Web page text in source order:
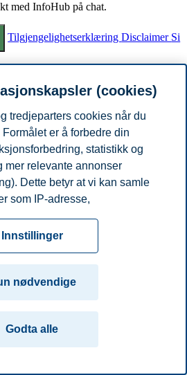
med InfoHub på chat.
TilgjengelighetserklæringDisclaimer Si
BI
(cookies)
tredjeparters cookies når du
er å forbedre din
statistikk og
mer relevante annonser
Dette betyr at vi kan samle
som IP-adresse,
for at nettsiden skal
alle eller tilpasse ditt
innstillinger.
hvilke
inn og formålene i innstillinger
Du kan når som helst endre
i innstillingene ved å
Innstillinger
nødvendige
Godta alle